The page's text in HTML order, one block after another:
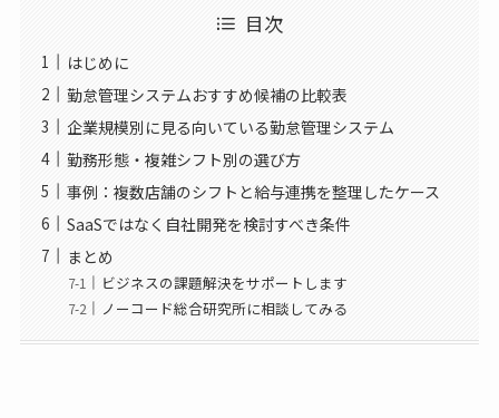
目次
はじめに
勤怠管理システムおすすめ候補の比較表
企業規模別に見る向いている勤怠管理システム
勤務形態・複雑シフト別の選び方
事例：複数店舗のシフトと給与連携を整理したケース
SaaSではなく自社開発を検討すべき条件
まとめ
ビジネスの課題解決をサポートします
ノーコード総合研究所に相談してみる